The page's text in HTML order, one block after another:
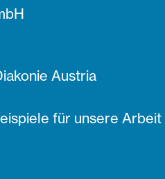
Austria
für unsere Arbeit